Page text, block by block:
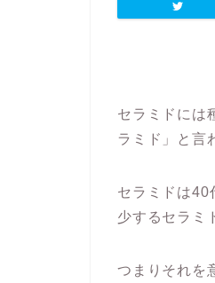
セラミドには
ラミド」と言
セラミドは40
少するセラミ
つまりそれを